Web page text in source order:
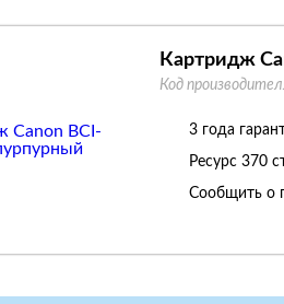
Картридж
Код
3 года
Ресурс 370
Сообщить о